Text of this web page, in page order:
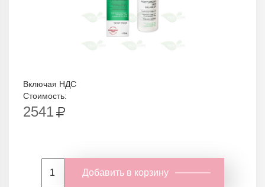
Включая НДС
Стоимость:
2541
Добавить в корзину